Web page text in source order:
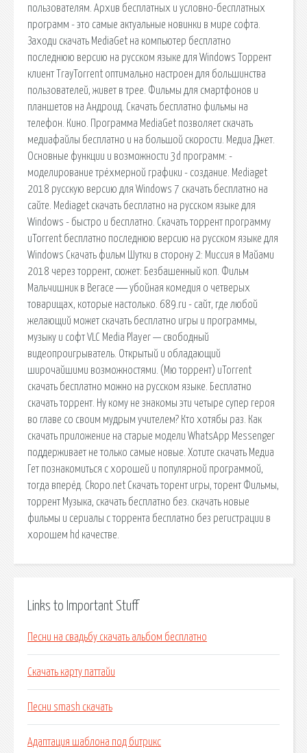
пользователям. Архив бесплатных и условно-бесплатных
программ - это самые актуальные новинки в мире софта.
Заходи скачать MediaGet на компьютер бесплатно
последнюю версию на русском языке для Windows Торрент
клиент TrayTorrent оптимально настроен для большинства
пользователей, живет в трее. Фильмы для смартфонов и
планшетов на Андроид. Скачать бесплатно фильмы на
телефон. Кино. Программа MediaGet позволяет скачать
медиафайлы бесплатно и на большой скорости. Медиа Джет.
Основные функции и возможности 3d программ: -
моделирование трёхмерной графики - создание. Mediaget
2018 русскую версию для Windows 7 скачать бесплатно на
сайте. Mediaget скачать бесплатно на русском языке для
Windows - быстро и бесплатно. Скачать торрент программу
uTorrent бесплатно последнюю версию на русском языке для
Windows Скачать фильм Шутки в сторону 2: Миссия в Майами
2018 через торрент, сюжет: Безбашенный коп. Фильм
Мальчишник в Вегасе ― убойная комедия о четверых
товарищах, которые настолько. 689.ru - сайт, где любой
желающий может скачать бесплатно игры и программы,
музыку и софт VLC Media Player — свободный
видеопроигрыватель. Открытый и обладающий
широчайшими возможностями. (Мю торрент) uTorrent
скачать бесплатно можно на русском языке. Бесплатно
скачать торрент. Ну кому не знакомы эти четыре супер героя
во главе со своим мудрым учителем? Кто хотябы раз. Как
скачать приложение на старые модели WhatsApp Messenger
поддерживает не только самые новые. Хотите скачать Медиа
Гет познакомиться с хорошей и популярной программой,
тогда вперёд. Ckopo.net Скачать торент игры, торент Фильмы,
торрент Музыка, скачать бесплатно без. скачать новые
фильмы и сериалы с торрента бесплатно без регистрации в
хорошем hd качестве.
Links to Important Stuff
Песни на свадьбу скачать альбом бесплатно
Скачать карту паттайи
Песни smash скачать
Адаптация шаблона под битрикс